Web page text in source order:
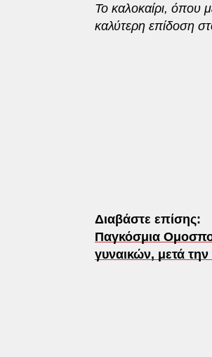
Το καλοκαίρι, όπου
καλύτερη επίδοση
Διαβάστε επίσης:
Παγκόσμια
γυναικών, μετά